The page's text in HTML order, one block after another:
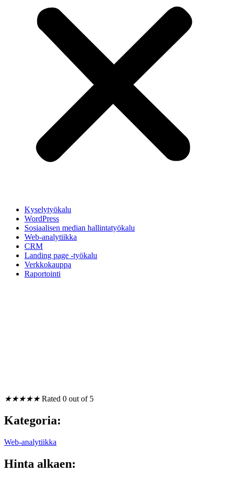
Kyselytyökalu
WordPress
Sosiaalisen median hallintatyökalu
Web-analytiikka
CRM
Landing page -työkalu
Verkkokauppa
Raportointi
★★★★★ Rated 0 out of 5
Kategoria:
Web-analytiikka
Hinta alkaen: